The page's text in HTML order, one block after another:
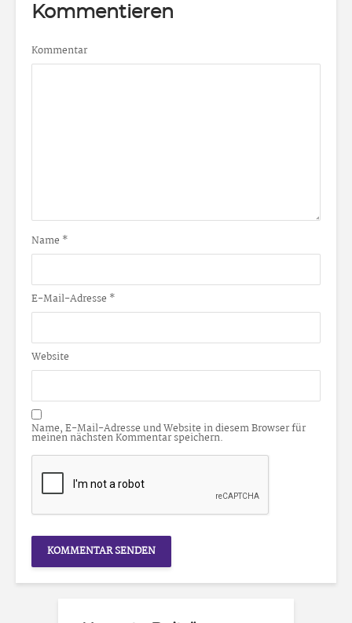
Kommentieren
Kommentar
Name *
E-Mail-Adresse *
Website
Name, E-Mail-Adresse und Website in diesem Browser für
meinen nächsten Kommentar speichern.